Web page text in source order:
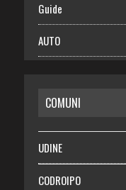
Guide
AUTO
RISPARMIO
SALUTE
Necrologie
COMUNI
UDINE
CODROIPO